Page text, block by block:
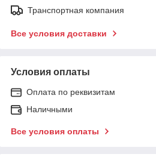
Транспортная компания
Все условия доставки
Условия оплаты
Оплата по реквизитам
Наличными
Все условия оплаты